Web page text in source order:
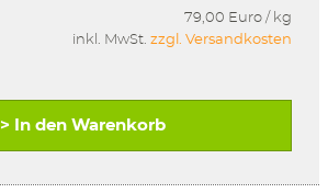
79,00 Euro / kg
inkl. MwSt. zzgl. Versandkosten
> In den Warenkorb